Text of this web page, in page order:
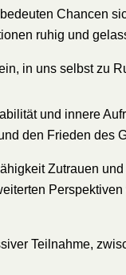
Chancen
ruhig und
in uns selbst zu
und innere
den Frieden des
Zutrauen
Teilnahme,